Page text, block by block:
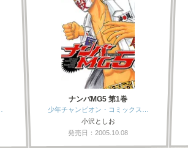
ナンバMG5 第1巻
少年チャンピオン・コミックス…
小沢としお
発売日：2005.10.08